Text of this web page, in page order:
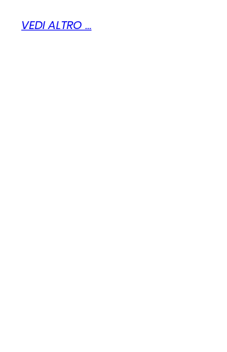
VEDI ALTRO ...